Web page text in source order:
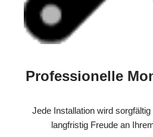
Professionelle
Jede Installation wird
langfristig Freude an